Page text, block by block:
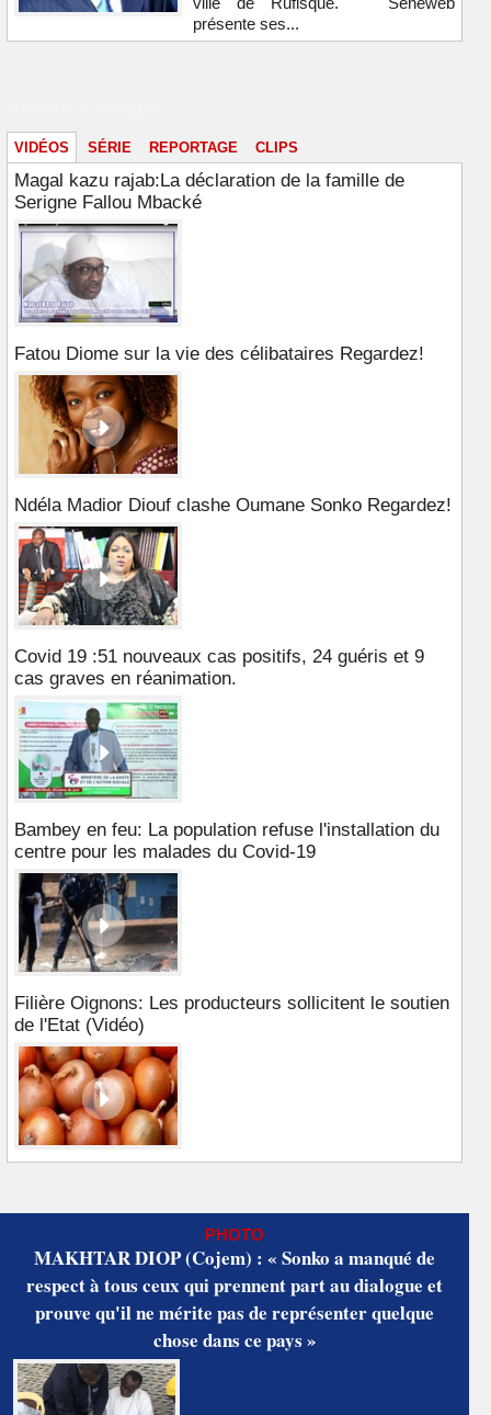
présente ses...
VIDÉOS SÉRIE REPORTAGE CLIPS
Magal kazu rajab:La déclaration de la famille de
Serigne Fallou Mbacké
Fatou Diome sur la vie des célibataires Regardez!
Ndéla Madior Diouf clashe Oumane Sonko Regardez!
Covid 19 :51 nouveaux cas positifs, 24 guéris et 9
cas graves en réanimation.
Bambey en feu: La population refuse l'installation du
centre pour les malades du Covid-19
Filière Oignons: Les producteurs sollicitent le soutien
de l'Etat (Vidéo)
PHOTO
MAKHTAR DIOP (Cojem) : « Sonko a manqué de
respect à tous ceux qui prennent part au dialogue et
prouve qu'il ne mérite pas de représenter quelque
chose dans ce pays »